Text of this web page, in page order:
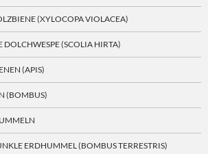
(XYLOCOPA VIOLACEA)
DOLCHWESPE (SCOLIA HIRTA)
(APIS)
(BOMBUS)
ERDHUMMEL (BOMBUS TERRESTRIS)